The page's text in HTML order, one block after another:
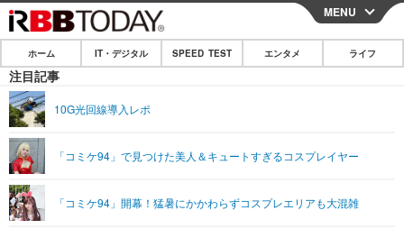
CLOSE
ホーム
IT・デジタル
ショッピング その他
SPEED TEST
エンタメ
エンタメTOP 映画・ドラマ
ライフ
MENU
ホーム IT・デジタル SPEED TEST エンタメ ライフ
注目記事
10G光回線導入レポ
「コミケ94」で見つけた美人＆キュートすぎるコスプレイヤー
「コミケ94」開幕！猛暑にかかわらずコスプレエリアも大混雑